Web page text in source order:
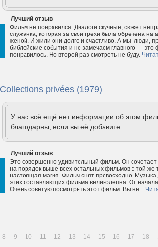
Лучший отзыв
Фильм не понравился. Диалоги скучные, сюжет
служанка, которая за свои грехи была обречена
женой. И жили они долго и счастливо. А мы, люди,
библейские события и не замечаем главного —
понравилось. Но второй раз смотреть не буду.
Collections privées (1979)
У нас всё ещё нет информации об этом
благодарны, если вы её добавите.
Лучший отзыв
Это совершенно удивительный фильм. Он сочетает
на порядок выше всех остальных фильмов с той же
настоящая магия. Фильм снят превосходно.
этих составляющих фильма великолепна. От
Очень советую посмотреть этот фильм. Вы не...
8 9 10 11 12 13 14 15 16 17 18